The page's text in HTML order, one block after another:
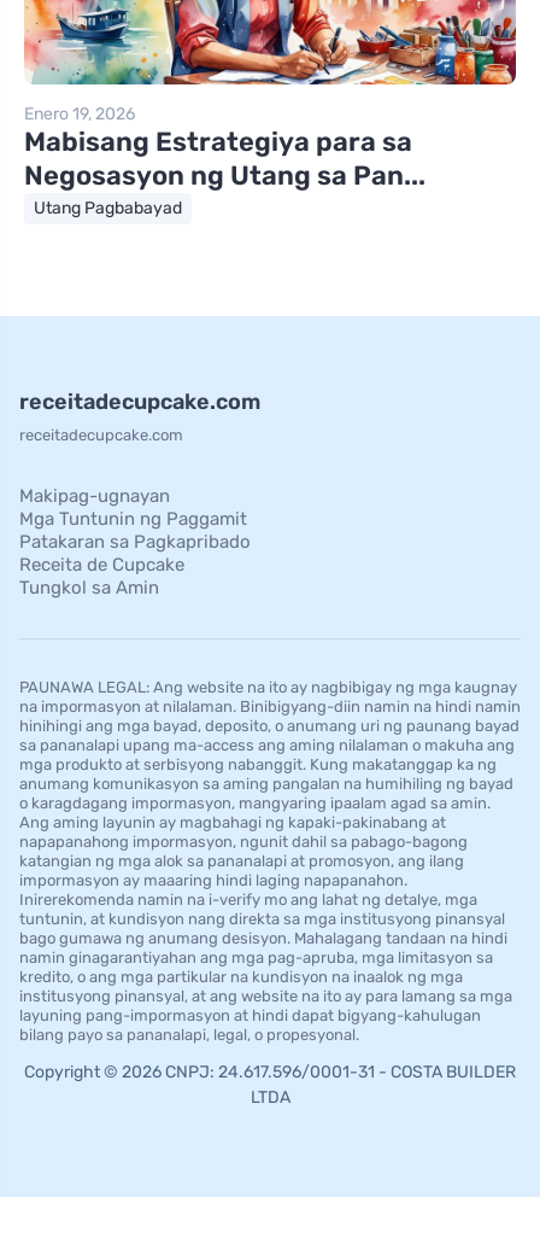
Enero 19, 2026
Mabisang Estrategiya para sa
Negosasyon ng Utang sa Pan...
Utang Pagbabayad
receitadecupcake.com
receitadecupcake.com
Makipag-ugnayan
Mga Tuntunin ng Paggamit
Patakaran sa Pagkapribado
Receita de Cupcake
Tungkol sa Amin
PAUNAWA LEGAL: Ang website na ito ay nagbibigay ng mga kaugnay
na impormasyon at nilalaman. Binibigyang-diin namin na hindi namin
hinihingi ang mga bayad, deposito, o anumang uri ng paunang bayad
sa pananalapi upang ma-access ang aming nilalaman o makuha ang
mga produkto at serbisyong nabanggit. Kung makatanggap ka ng
anumang komunikasyon sa aming pangalan na humihiling ng bayad
o karagdagang impormasyon, mangyaring ipaalam agad sa amin.
Ang aming layunin ay magbahagi ng kapaki-pakinabang at
napapanahong impormasyon, ngunit dahil sa pabago-bagong
katangian ng mga alok sa pananalapi at promosyon, ang ilang
impormasyon ay maaaring hindi laging napapanahon.
Inirerekomenda namin na i-verify mo ang lahat ng detalye, mga
tuntunin, at kundisyon nang direkta sa mga institusyong pinansyal
bago gumawa ng anumang desisyon. Mahalagang tandaan na hindi
namin ginagarantiyahan ang mga pag-apruba, mga limitasyon sa
kredito, o ang mga partikular na kundisyon na inaalok ng mga
institusyong pinansyal, at ang website na ito ay para lamang sa mga
layuning pang-impormasyon at hindi dapat bigyang-kahulugan
bilang payo sa pananalapi, legal, o propesyonal.
Copyright © 2026 CNPJ: 24.617.596/0001-31 - COSTA BUILDER
LTDA